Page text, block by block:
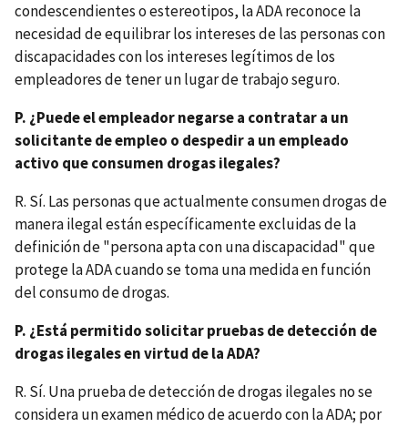
condescendientes o estereotipos, la ADA reconoce la
necesidad de equilibrar los intereses de las personas con
discapacidades con los intereses legítimos de los
empleadores de tener un lugar de trabajo seguro.
P. ¿Puede el empleador negarse a contratar a un
solicitante de empleo o despedir a un empleado
activo que consumen drogas ilegales?
R. Sí. Las personas que actualmente consumen drogas de
manera ilegal están específicamente excluidas de la
definición de "persona apta con una discapacidad" que
protege la ADA cuando se toma una medida en función
del consumo de drogas.
P. ¿Está permitido solicitar pruebas de detección de
drogas ilegales en virtud de la ADA?
R. Sí. Una prueba de detección de drogas ilegales no se
considera un examen médico de acuerdo con la ADA; por